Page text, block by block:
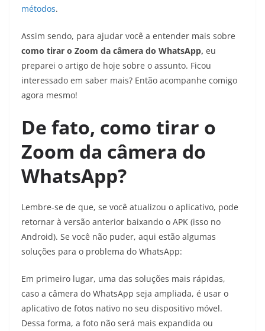
métodos.
Assim sendo, para ajudar você a entender mais sobre
como tirar o Zoom da câmera do WhatsApp, eu
preparei o artigo de hoje sobre o assunto. Ficou
interessado em saber mais? Então acompanhe comigo
agora mesmo!
De fato, como tirar o
Zoom da câmera do
WhatsApp?
Lembre-se de que, se você atualizou o aplicativo, pode
retornar à versão anterior baixando o APK (isso no
Android). Se você não puder, aqui estão algumas
soluções para o problema do WhatsApp:
Em primeiro lugar, uma das soluções mais rápidas,
caso a câmera do WhatsApp seja ampliada, é usar o
aplicativo de fotos nativo no seu dispositivo móvel.
Dessa forma, a foto não será mais expandida ou